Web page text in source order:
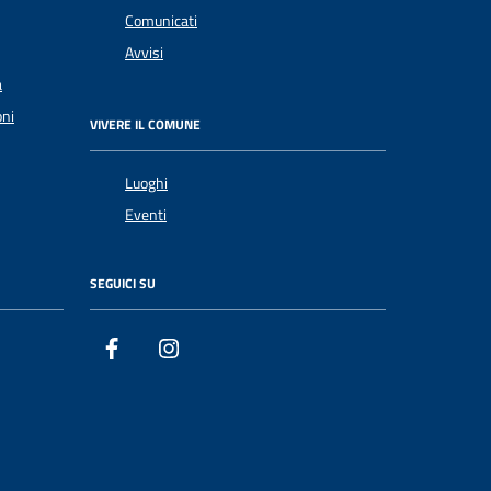
Comunicati
Avvisi
VIVERE IL COMUNE
Luoghi
Eventi
SEGUICI SU
Facebook